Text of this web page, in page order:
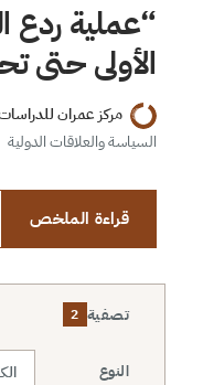
“عملية ردع
الأولى حتى
مركز عمران للدراسات
السياسة والعلاقات الدولية
قراءة الملخص
تصفية 2
النوع